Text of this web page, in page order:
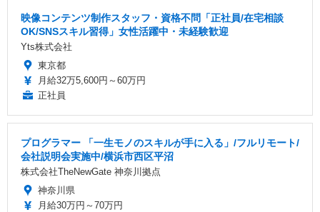
映像コンテンツ制作スタッフ・資格不問「正社員/在宅相談
OK/SNSスキル習得」女性活躍中・未経験歓迎
Yts株式会社
東京都
月給32万5,600円～60万円
正社員
プログラマー 「一生モノのスキルが手に入る」/フルリモート/
会社説明会実施中/横浜市西区平沼
株式会社TheNewGate 神奈川拠点
神奈川県
月給30万円～70万円